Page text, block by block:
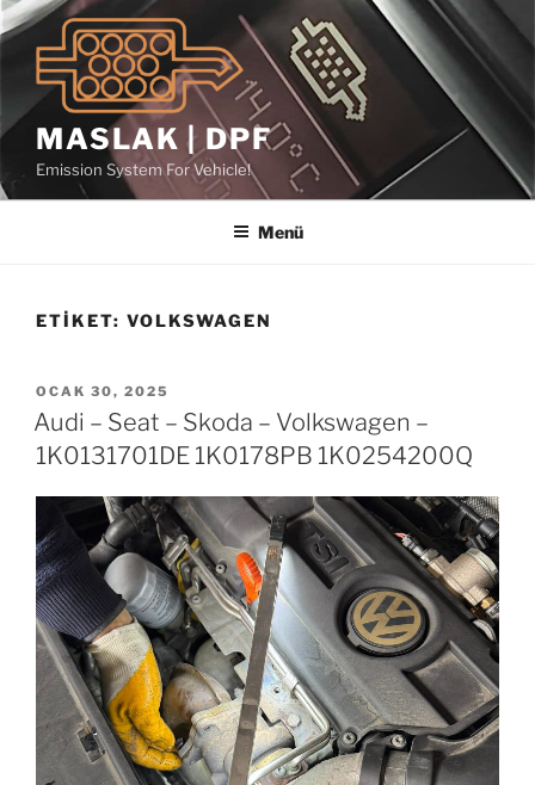
İçeriğe
geç
MASLAK | DPF
Emission System For Vehicle!
Menü
ETIKET: VOLKSWAGEN
YAYIM
TARIHI
OCAK 30, 2025
Audi – Seat – Skoda – Volkswagen –
1K0131701DE 1K0178PB 1K0254200Q